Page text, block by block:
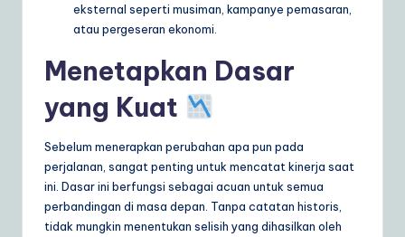
eksternal seperti musiman, kampanye pemasaran,
atau pergeseran ekonomi.
Menetapkan Dasar
yang Kuat
Sebelum menerapkan perubahan apa pun pada
perjalanan, sangat penting untuk mencatat kinerja saat
ini. Dasar ini berfungsi sebagai acuan untuk semua
perbandingan di masa depan. Tanpa catatan historis,
tidak mungkin menentukan selisih yang dihasilkan oleh